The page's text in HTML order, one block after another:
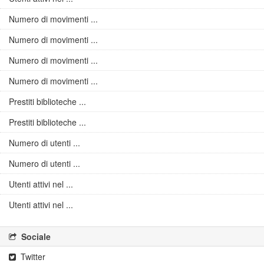
Numero di movimenti ...
Numero di movimenti ...
Numero di movimenti ...
Numero di movimenti ...
Prestiti biblioteche ...
Prestiti biblioteche ...
Numero di utenti ...
Numero di utenti ...
Utenti attivi nel ...
Utenti attivi nel ...
Sociale
Twitter